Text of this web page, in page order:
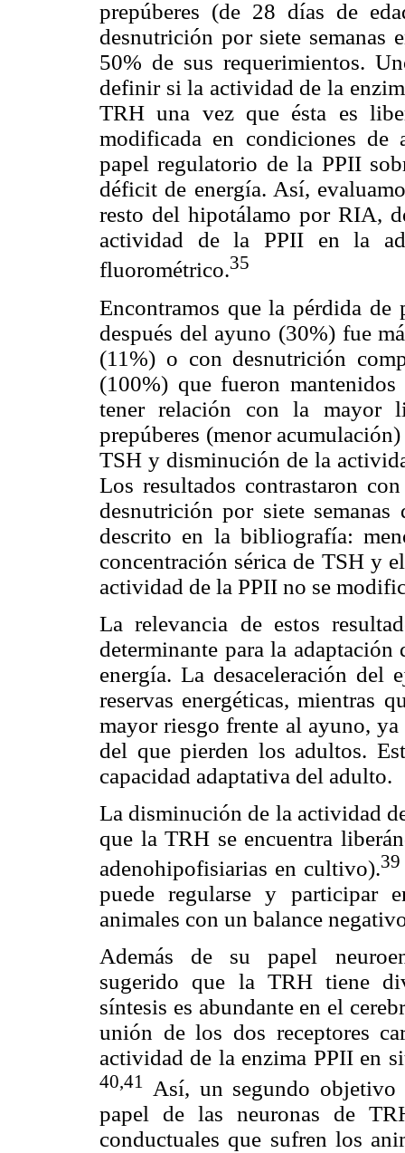
prepúberes (de 28 días de
desnutrición por siete semanas
50% de sus requerimientos.
definir si la actividad de la
TRH una vez que ésta es
modificada en condiciones
papel regulatorio de la PPII
déficit de energía. Así,
resto del hipotálamo por RIA,
actividad de la PPII en la
fluorométrico.35
Encontramos que la pérdida de
después del ayuno (30%) fue
(11%) o con desnutrición
(100%) que fueron
tener relación con la mayor
prepúberes (menor
TSH y disminución de la
Los resultados contrastaron
desnutrición por siete
descrito en la bibliografía:
concentración sérica de TSH y
actividad de la PPII no se
La relevancia de estos
determinante para la
energía. La desaceleración del
reservas energéticas, mientras
mayor riesgo frente al ayuno,
del que pierden los adultos.
capacidad adaptativa del adulto.
La disminución de la actividad
que la TRH se encuentra
adenohipofisiarias en cultivo).39
puede regularse y participar
animales con un balance
Además de su papel
sugerido que la TRH tiene
síntesis es abundante en el
unión de los dos receptores
actividad de la enzima PPII en
40,41
Así, un segundo
papel de las neuronas de
conductuales que sufren los